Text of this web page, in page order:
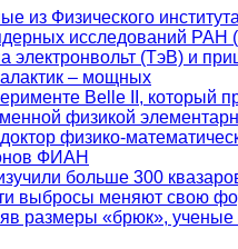
из Физического
исследований
электронвольт (ТэВ) и
– мощных
Belle II, который
физикой
физико-
ФИАН
больше 300
выбросы меняют свою
размеры «брюк», ученые